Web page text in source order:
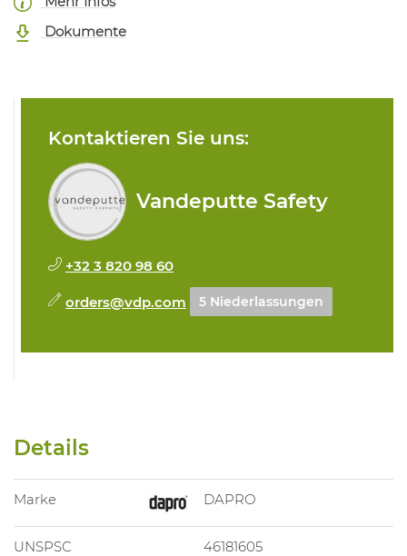
Dokumente
Kontaktieren Sie uns:
Vandeputte Safety
+32 3 820 98 60
orders@vdp.com 5 Niederlassungen
Details
Marke DAPRO
UNSPSC 46181605